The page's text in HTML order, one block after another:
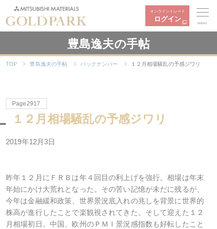
オンライントレード
ログイン
MENU
豊島逸夫の手帖
TOP 豊島逸夫の手帖 バックナンバー １２月相場騒乱の予感ジワリ
Page2917
１２月相場騒乱の予感ジワリ
2019年12月3日
昨年１２月にＦＲＢは年４回目の利上げを強行。相場は年末
年始にかけ大荒れとなった。その苦い記憶が未だに残るが、
今年は金融緩和政策、世界景況底入れの兆しを背景に世界的
株高が進行したことで楽観視されてきた。そして迎えた１２
月相場初日。中国、欧州のＰＭＩ景況感指数も好転したこと